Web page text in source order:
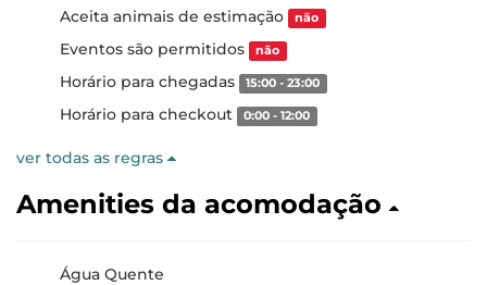
Aceita animais de estimação não
Eventos são permitidos não
Horário para chegadas 15:00 - 23:00
Horário para checkout 0:00 - 12:00
ver todas as regras
Amenities da acomodação
Água Quente